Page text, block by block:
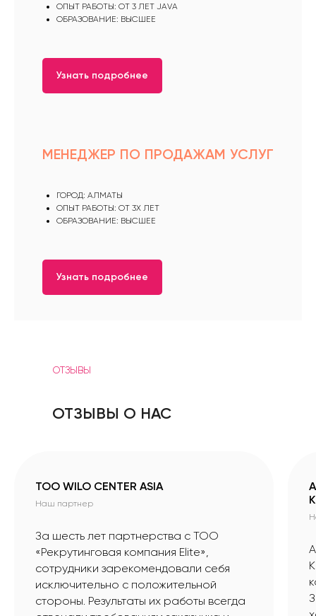
ОПЫТ РАБОТЫ: ОТ 3 ЛЕТ JAVA
ОБРАЗОВАНИЕ: ВЫСШЕЕ
Узнать подробнее
МЕНЕДЖЕР ПО ПРОДАЖАМ УСЛУГ
ГОРОД: АЛМАТЫ
ОПЫТ РАБОТЫ: ОТ 3Х ЛЕТ
ОБРАЗОВАНИЕ: ВЫСШЕЕ
Узнать подробнее
ОТЗЫВЫ
ОТЗЫВЫ О НАС
ТОО WILO CENTER ASIA
Наш партнер
За шесть лет партнерства с ТОО
«Рекрутинговая компания Elite»,
сотрудники зарекомендовали себя
исключительно с положительной
стороны. Результаты их работы всегда